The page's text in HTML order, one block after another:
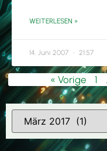
WEITERLESEN »
14. Juni 2007 21:57
« Vorige 1